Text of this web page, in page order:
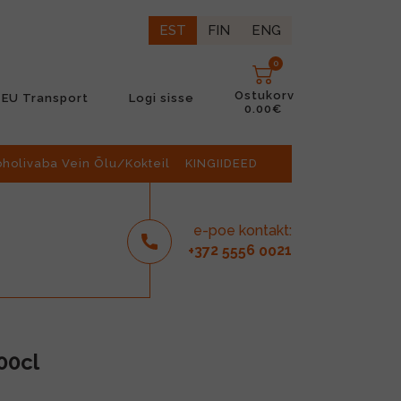
EST FIN ENG
EU Transport Logi sisse
0
Ostukorv
0.00€
Vein Õlu/Kokteil KINGIIDEED
e-poe kontakt:
+372 5556 0021